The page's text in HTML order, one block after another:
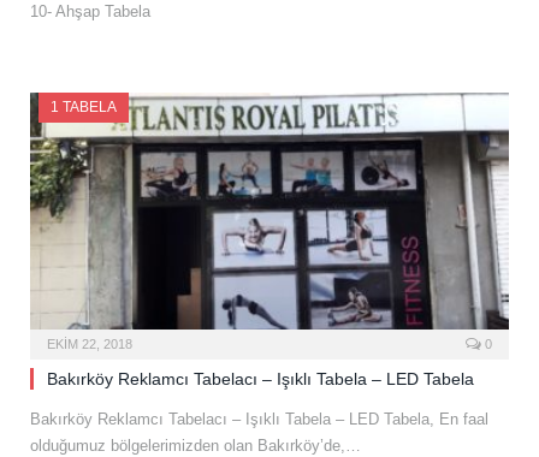
10- Ahşap Tabela
1 TABELA
EKIM 22, 2018 0
Bakırköy Reklamcı Tabelacı – Işıklı Tabela – LED Tabela
Bakırköy Reklamcı Tabelacı – Işıklı Tabela – LED Tabela, En faal
olduğumuz bölgelerimizden olan Bakırköy’de,…